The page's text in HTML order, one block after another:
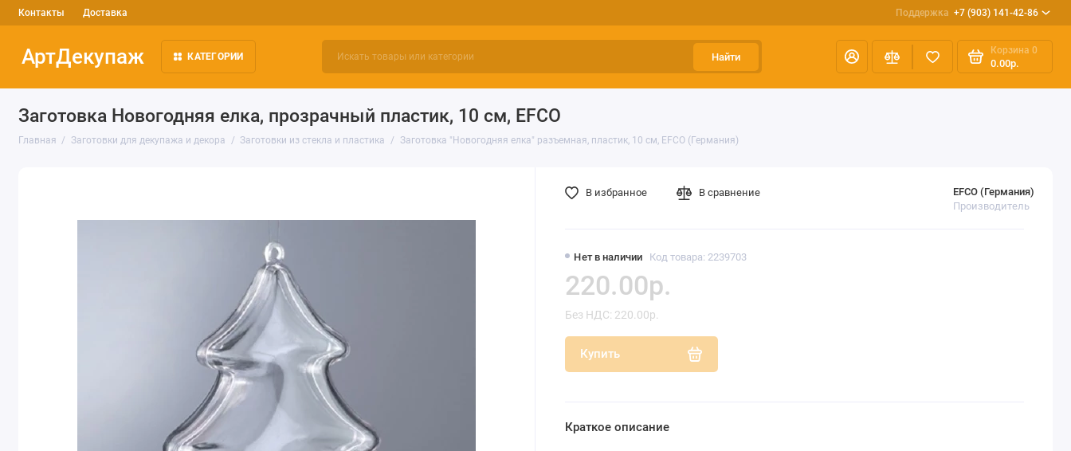
Контакты Доставка Поддержка +7 (903) 141-42-86
АртДекупаж КАТЕГОРИИ Найти
Корзина 0
0.00р.
Заготовка Новогодняя елка, прозрачный пластик, 10 см, EFCO
Главная Заготовки для декупажа и декора Заготовки из стекла и пластика Заготовка "Новогодняя елка" разъемная, пластик, 10 см, EFCO (Германия)
Нет в наличии Код товара: 2239703
EFCO (Германия)
Производитель
220.00р.
Без НДС: 220.00р.
Купить
В избранное В сравнение
Краткое описание